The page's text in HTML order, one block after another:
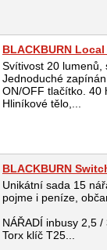
BLACKBURN
Svítivost 20 lumenů,
Jednoduché
ON/OFF tlačítko. 40
Hliníkové tělo,...
BLACKBURN
Unikátní sada 15
pojme i peníze,
NÁŘADÍ inbusy 2,5
Torx klíč T25...